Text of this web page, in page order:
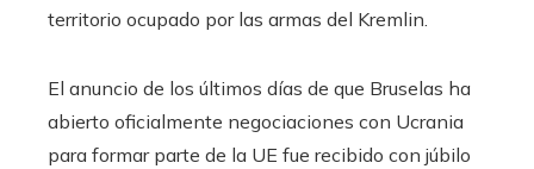
territorio ocupado por las armas del Kremlin.
El anuncio de los últimos días de que Bruselas ha
abierto oficialmente negociaciones con Ucrania
para formar parte de la UE fue recibido con júbilo